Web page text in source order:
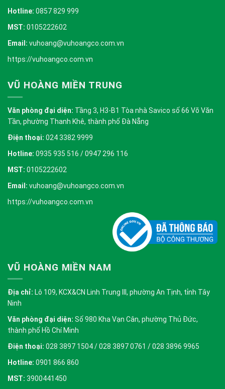
Hotline: 0857 829 999
MST: 0105222602
Email: vuhoang@vuhoangco.com.vn
https://vuhoangco.com.vn
VŨ HOÀNG MIỀN TRUNG
Văn phòng đại diện: Tầng 3, H3-B1 Tòa nhà Savico số 66 Võ Văn
Tần, phường Thanh Khê, thành phố Đà Nẵng
Điện thoại: 024 3382 9999
Hotline: 0935 935 516 / 0947 296 116
MST: 0105222602
Email: vuhoang@vuhoangco.com.vn
https://vuhoangco.com.vn
VŨ HOÀNG MIỀN NAM
Địa chỉ: Lô 109, KCX&CN Linh Trung III, phường An Tịnh, tỉnh Tây
Ninh
Văn phòng đại diện: Số 980 Kha Vạn Cân, phường Thủ Đức,
thành phố Hồ Chí Minh
Điện thoại: 028 3897 1504 / 028 3897 0761 / 028 3896 9965
Hotline: 0901 866 860
MST: 3900441450